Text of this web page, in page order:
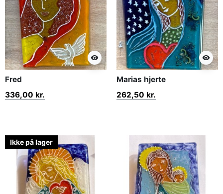
visibility
Fred
336,00 kr.
visibility
Marias hjerte
262,50 kr.
Ikke på lager